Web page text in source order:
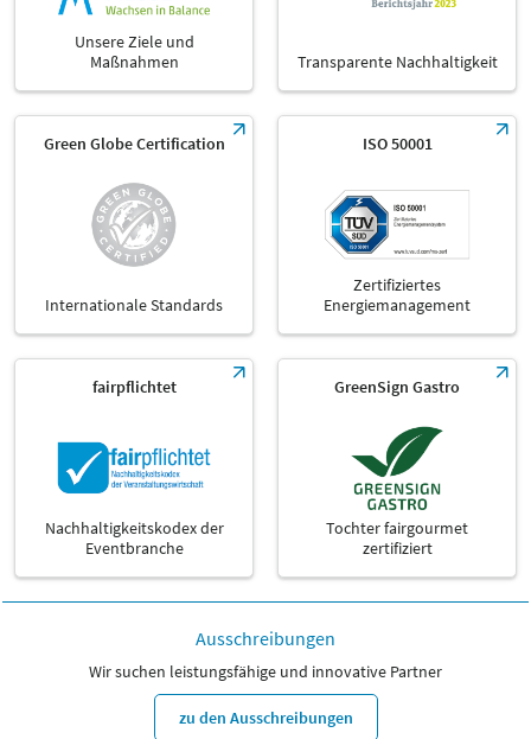
Unsere Ziele und
Maßnahmen
Transparente Nachhaltigkeit
Green Globe Certification
Internationale Standards
ISO 50001
Zertifiziertes
Energiemanagement
fairpflichtet
Nachhaltigkeitskodex der
Eventbranche
GreenSign Gastro
Tochter fairgourmet
zertifiziert
Ausschreibungen
Wir suchen leistungsfähige und innovative Partner
zu den Ausschreibungen